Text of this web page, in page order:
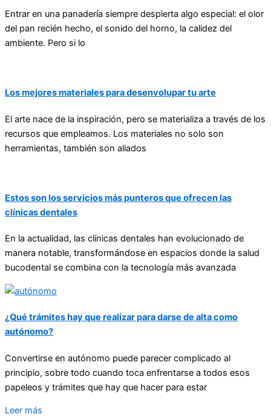
Entrar en una panadería siempre despierta algo especial: el olor
del pan recién hecho, el sonido del horno, la calidez del
ambiente. Pero si lo
Los mejores materiales para desenvolupar tu arte
El arte nace de la inspiración, pero se materializa a través de los
recursos que empleamos. Los materiales no solo son
herramientas, también son aliados
Estos son los servicios más punteros que ofrecen las
clínicas dentales
En la actualidad, las clínicas dentales han evolucionado de
manera notable, transformándose en espacios donde la salud
bucodental se combina con la tecnología más avanzada
¿Qué trámites hay que realizar para darse de alta como
autónomo?
Convertirse en autónomo puede parecer complicado al
principio, sobre todo cuando toca enfrentarse a todos esos
papeleos y trámites que hay que hacer para estar
Leer más